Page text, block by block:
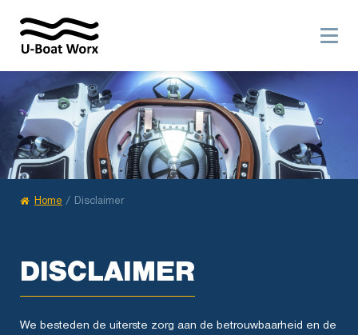
Home / Disclaimer
DISCLAIMER
We besteden de uiterste zorg aan de betrouwbaarheid en de